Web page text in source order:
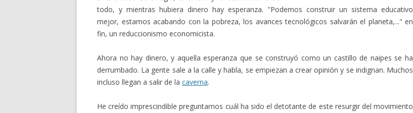
todo, y mientras hubiera dinero hay esperanza. "Podemos construir un sistema educativo
mejor, estamos acabando con la pobreza, los avances tecnológicos salvarán el planeta,..." en
fin, un reduccionismo economicista.
Ahora no hay dinero, y aquella esperanza que se construyó como un castillo de naipes se ha
derrumbado. La gente sale a la calle y habla, se empiezan a crear opinión y se indignan. Muchos
incluso llegan a salir de la caverna.
He creído imprescindible preguntarnos cuál ha sido el detotante de este resurgir del movimiento